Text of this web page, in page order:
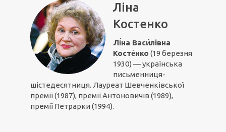
Ліна
Костенко
Лі́на Васи́лівна
Косте́нко (19 березня
1930) — українська
письменниця-
шістедесятниця. Лауреат Шевченківської
премії (1987), премії Антоновичів (1989),
премії Петрарки (1994).